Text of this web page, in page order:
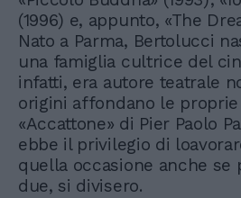
(1996) e, appunto, «The
Nato a Parma, Bertolucci
una famiglia cultrice del
infatti, era autore teatrale
origini affondano le
«Accattone» di Pier Paolo
ebbe il privilegio di
quella occasione anche se
due, si divisero.